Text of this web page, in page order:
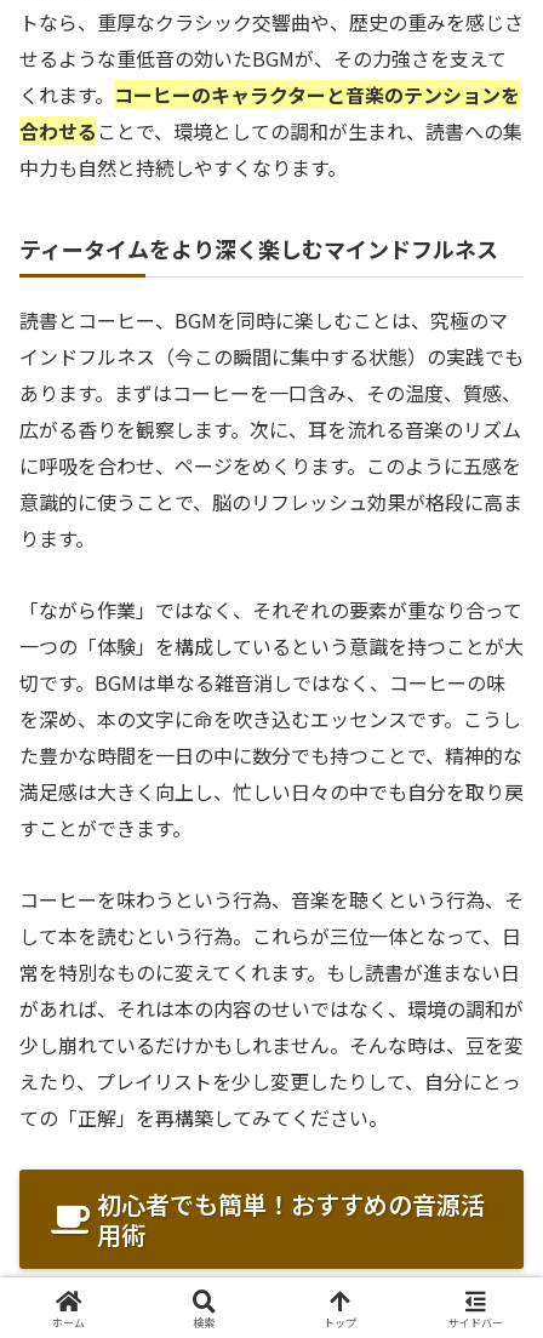
トなら、重厚なクラシック交響曲や、歴史の重みを感じさ
せるような重低音の効いたBGMが、その力強さを支えて
くれます。 コーヒーのキャラクターと音楽のテンションを
合わせる ことで、環境としての調和が生まれ、読書への集
中力も自然と持続しやすくなります。
ティータイムをより深く楽しむマインドフルネス
読書とコーヒー、BGMを同時に楽しむことは、究極のマ
インドフルネス（今この瞬間に集中する状態）の実践でも
あります。まずはコーヒーを一口含み、その温度、質感、
広がる香りを観察します。次に、耳を流れる音楽のリズム
に呼吸を合わせ、ページをめくります。このように五感を
意識的に使うことで、脳のリフレッシュ効果が格段に高ま
ります。
「ながら作業」ではなく、それぞれの要素が重なり合って
一つの「体験」を構成しているという意識を持つことが大
切です。BGMは単なる雑音消しではなく、コーヒーの味
を深め、本の文字に命を吹き込むエッセンスです。こうし
た豊かな時間を一日の中に数分でも持つことで、精神的な
満足感は大きく向上し、忙しい日々の中でも自分を取り戻
すことができます。
コーヒーを味わうという行為、音楽を聴くという行為、そ
して本を読むという行為。これらが三位一体となって、日
常を特別なものに変えてくれます。もし読書が進まない日
があれば、それは本の内容のせいではなく、環境の調和が
少し崩れているだけかもしれません。そんな時は、豆を変
えたり、プレイリストを少し変更したりして、自分にとっ
ての「正解」を再構築してみてください。
初心者でも簡単！おすすめの音源活
用術
ホーム 検索 トップ サイドバー